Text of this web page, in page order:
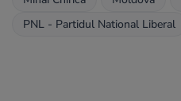
PNL - Partidul National Liberal